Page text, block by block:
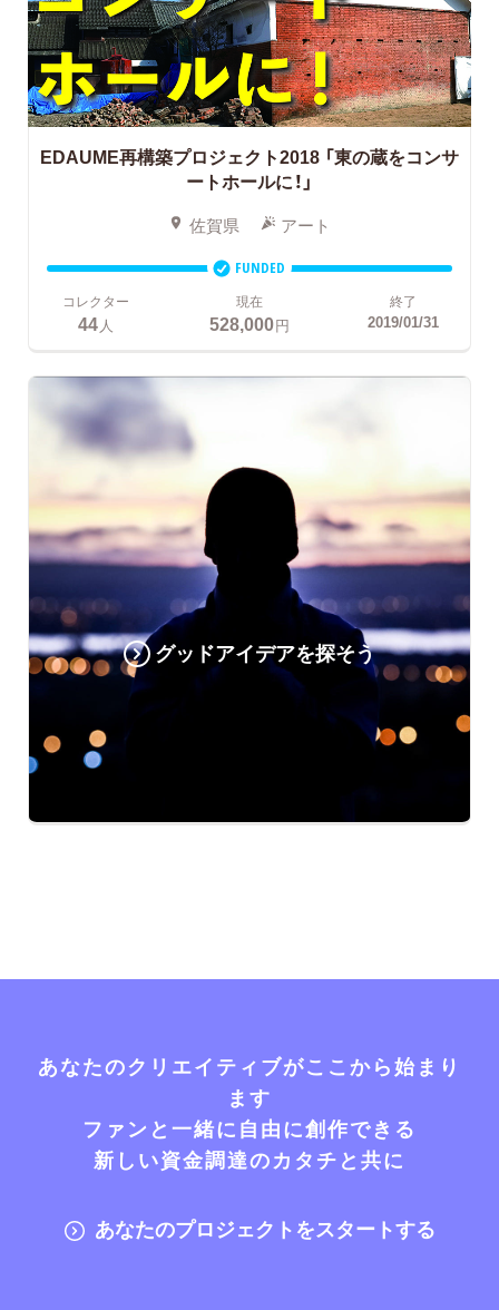
EDAUME再構築プロジェクト2018 「東の蔵をコンサ
ートホールに！」
佐賀県 アート
FUNDED
コレクター
44 人
現在
528,000円
終了
2019/01/31
グッドアイデアを探そう
あなたのクリエイティブがここから始まり
ます
ファンと一緒に自由に創作できる
新しい資金調達のカタチと共に
あなたのプロジェクトをスタートする